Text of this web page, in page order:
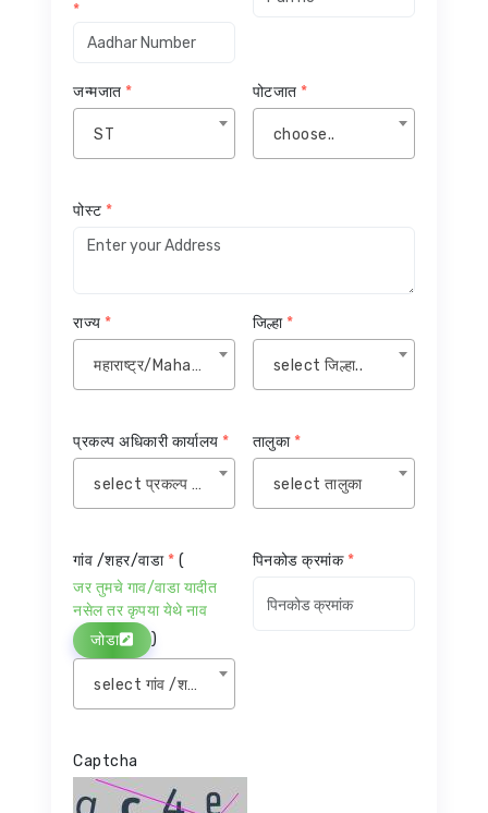
*
जन्मजात *
ST
पोटजात *
choose..
पोस्ट *
राज्य *
महाराष्ट्र/Maharashtra
जिल्हा *
select जिल्हा..
प्रकल्प अधिकारी कार्यालय *
select प्रकल्प अधिकारी कार्यालय
तालुका *
select तालुका
गांव /शहर/वाडा * (
जर तुमचे गाव/वाडा यादीत
नसेल तर कृपया येथे नाव
जोडा
)
select गांव /शहर/वाडा
पिनकोड क्रमांक *
Captcha